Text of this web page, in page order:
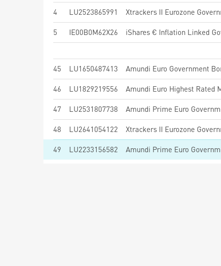
4 LU2523865991
5 IE00B0M62X26 iShares € Inflation Linked
45 LU1650487413 Amundi Euro Government
46 LU1829219556
47 LU2531807738 Amundi Prime Euro
48 LU2641054122 Xtrackers II Eurozone
49 LU2233156582 Amundi Prime Euro